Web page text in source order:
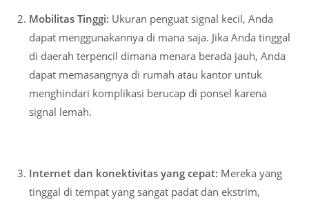
Mobilitas Tinggi: Ukuran penguat signal kecil, Anda
dapat menggunakannya di mana saja. Jika Anda tinggal
di daerah terpencil dimana menara berada jauh, Anda
dapat memasangnya di rumah atau kantor untuk
menghindari komplikasi berucap di ponsel karena
signal lemah.
Internet dan konektivitas yang cepat: Mereka yang
tinggal di tempat yang sangat padat dan ekstrim,